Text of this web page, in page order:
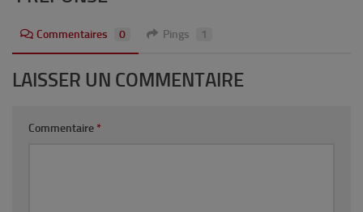
Commentaires 0 Pings 1
LAISSER UN COMMENTAIRE
Commentaire *